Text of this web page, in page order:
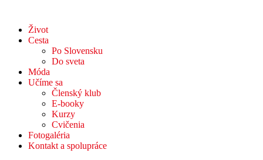
Život
Cesta
Po Slovensku
Do sveta
Móda
Učíme sa
Členský klub
E-booky
Kurzy
Cvičenia
Fotogaléria
Kontakt a spolupráce